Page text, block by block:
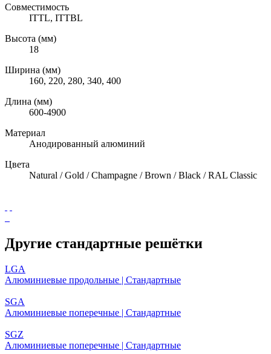
Совместимость
ITTL, ITTBL
Высота (мм)
18
Ширина (мм)
160, 220, 280, 340, 400
Длина (мм)
600-4900
Материал
Анодированный алюминий
Цвета
Natural / Gold / Champagne / Brown / Black / RAL Classic
Другие стандартные решётки
LGA
Алюминиевые продольные | Стандартные
SGA
Алюминиевые поперечные | Стандартные
SGZ
Алюминиевые поперечные | Стандартные